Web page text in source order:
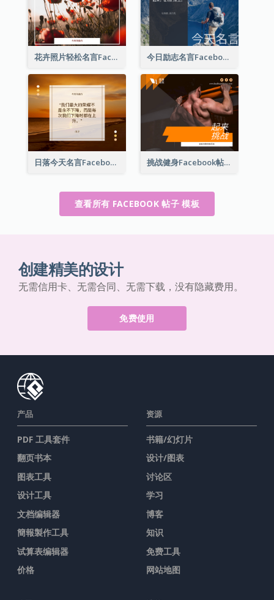
花卉照片轻松名言Facebook帖子 今日励志名言Facebook帖子
日落今天名言Facebook帖子 挑战健身Facebook帖子
查看所有 FACEBOOK 帖子 模板
创建精美的设计
无需信用卡、无需合同、无需下载，没有隐藏费用。
免费使用
产品
PDF 工具套件
翻页书本
图表工具
设计工具
文档编辑器
簡報製作工具
试算表编辑器
价格
资源
书籍/幻灯片
设计/图表
讨论区
学习
博客
知识
免费工具
网站地图